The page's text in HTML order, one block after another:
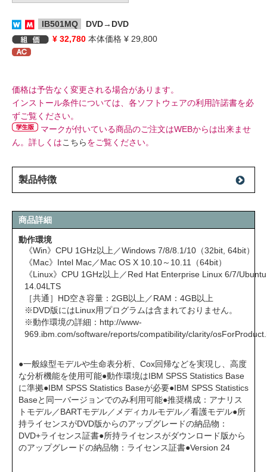
IB501MQ
DVD→DVD
¥ 32,780 本体価格 ¥ 29,800
価格は予告なく変更される場合があります。
インストール条件については、各ソフトウェアの利用許諾書を必
ずご覧ください。
マークが付いている商品のご注文はWEBからは出来ませ
ん。詳しくはこちらをご覧ください。
製品特徴
商品詳細
動作環境
《Win》CPU 1GHz以上／Windows 7/8/8.1/10（32bit, 64bit）
《Mac》Intel Mac／Mac OS X 10.10～10.11（64bit）
《Linux》CPU 1GHz以上／Red Hat Enterprise Linux 6/7/Ubuntu
14.04LTS
［共通］HD空き容量：2GB以上／RAM：4GB以上
※DVD版にはLinux用プログラムは含まれておりません。
※動作環境の詳細： http://www-
969.ibm.com/software/reports/compatibility/clarity/
●一般線型モデルや生命表分析、Cox回帰などを実現し、高度
な分析機能を使用可能●動作環境はIBM SPSS Statistics Base
に準拠●IBM SPSS Statistics Baseが必要●IBM SPSS Statistics
Baseと同一バージョンでのみ利用可能●推奨構成：アナリス
トモデル／BARTモデル／メディカルモデル／看護モデル●所
持ライセンスがDVD版からのアップグレードの納品物：
DVD+ライセンス証書●所持ライセンスがダウンロード版から
のアップグレードの納品物：ライセンス証書●Version 24